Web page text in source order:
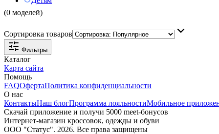
(0 моделей)
Сортировка товаров
Фильтры
Каталог
Карта сайта
Помощь
FAQОфертаПолитика конфиденциальности
О нас
КонтактыНаш блогПрограмма лояльностиМобильное
Скачай приложение и получи 5000 meet-бонусов
Интернет-магазин кроссовок, одежды и обуви
ООО "Статус". 2026. Все права защищены